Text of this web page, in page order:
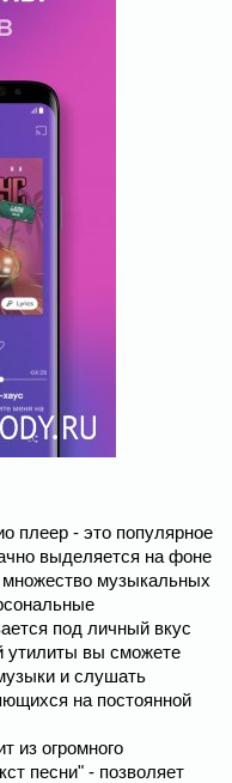
плеер - это популярное
выделяется на фоне
множество музыкальных
под личный вкус
утилиты вы сможете
и слушать
на постоянной
из огромного
песни" - позволяет